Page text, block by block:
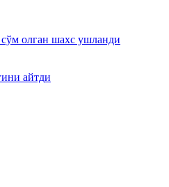
олган шахс ушланди
айтди